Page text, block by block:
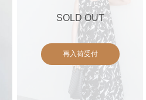
SOLD OUT
再入荷受付